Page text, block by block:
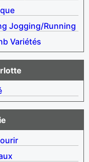
Jogging/Running
Variétés